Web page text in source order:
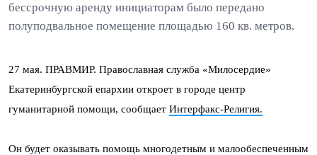
бессрочную аренду инициаторам было передано
полуподвальное помещение площадью 160 кв. метров.
27 мая. ПРАВМИР. Православная служба «Милосердие»
Екатеринбургской епархии откроет в городе центр
гуманитарной помощи, сообщает Интерфакс-Религия.
Он будет оказывать помощь многодетным и малообеспеченным